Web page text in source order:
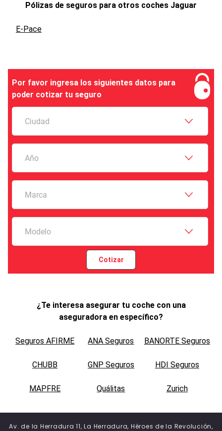
Pólizas de seguros para otros coches Jaguar
E-Pace
Por favor ingresa los siguientes datos para
poder cotizar tu seguro
Ciudad
Año
Marca
Modelo
Cotizar
¿Te interesa asegurar tu coche con una
aseguradora en específico?
Seguros AFIRME ANA Seguros BANORTE Seguros
CHUBB GNP Seguros HDI Seguros
MAPFRE Quálitas Zurich
Av. de la Herradura 11, La Herradura, Héroes de la Revolución,